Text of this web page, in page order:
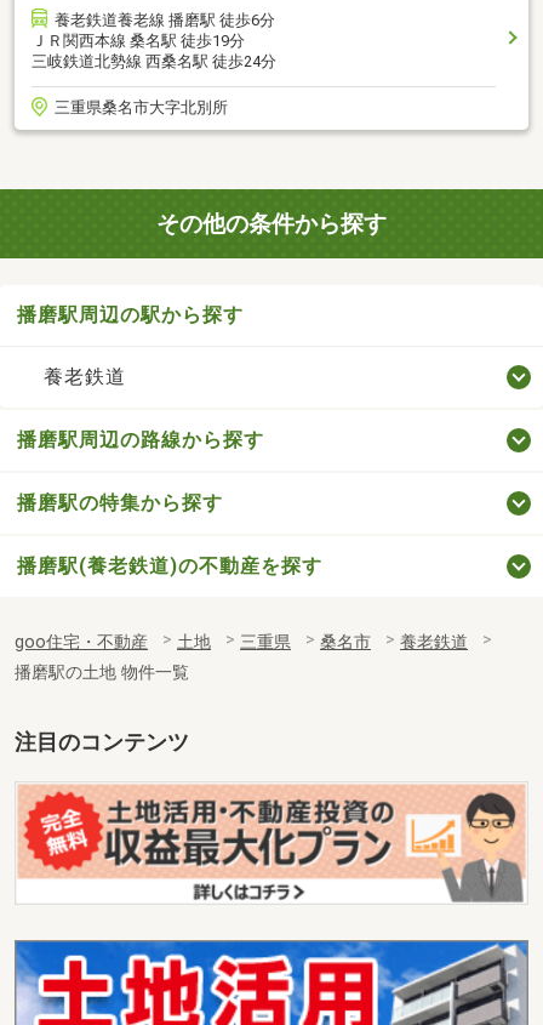
養老鉄道養老線 播磨駅 徒歩6分
ＪＲ関西本線 桑名駅 徒歩19分
三岐鉄道北勢線 西桑名駅 徒歩24分
三重県桑名市大字北別所
その他の条件から探す
播磨駅周辺の駅から探す
養老鉄道
播磨駅周辺の路線から探す
播磨駅の特集から探す
播磨駅(養老鉄道)の不動産を探す
goo住宅・不動産 土地 三重県 桑名市
養老鉄道
播磨駅の土地 物件一覧
注目のコンテンツ